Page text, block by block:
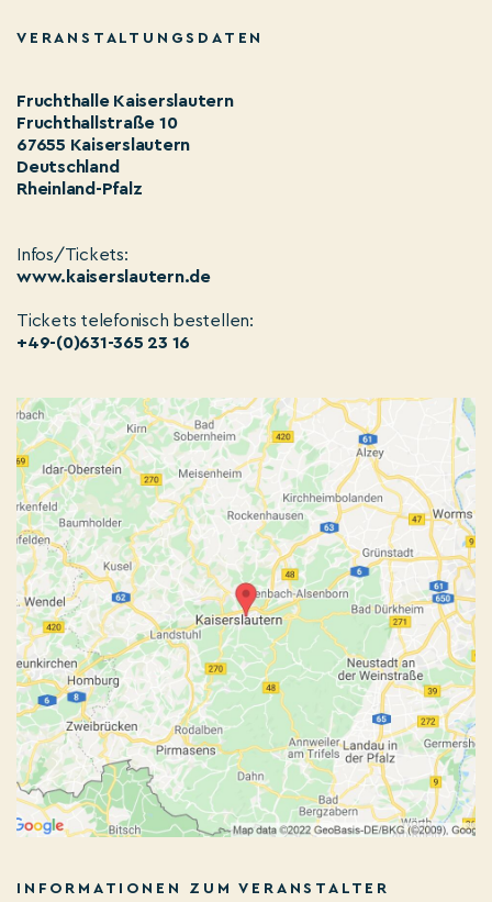
VERANSTALTUNGSDATEN
Fruchthalle Kaiserslautern
Fruchthallstraße 10
67655 Kaiserslautern
Deutschland
Rheinland-Pfalz
Infos/Tickets:
www.kaiserslautern.de
Tickets telefonisch bestellen:
+49-(0)631-365 23 16
INFORMATIONEN ZUM VERANSTALTER